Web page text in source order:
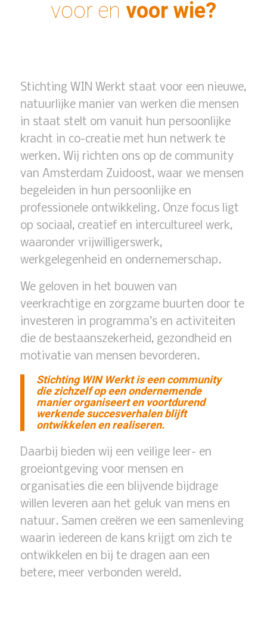
voor en voor wie?
Stichting WIN Werkt staat voor een nieuwe,
natuurlijke manier van werken die mensen
in staat stelt om vanuit hun persoonlijke
kracht in co-creatie met hun netwerk te
werken. Wij richten ons op de community
van Amsterdam Zuidoost, waar we mensen
begeleiden in hun persoonlijke en
professionele ontwikkeling. Onze focus ligt
op sociaal, creatief en intercultureel werk,
waaronder vrijwilligerswerk,
werkgelegenheid en ondernemerschap.
We geloven in het bouwen van
veerkrachtige en zorgzame buurten door te
investeren in programma’s en activiteiten
die de bestaanszekerheid, gezondheid en
motivatie van mensen bevorderen.
Stichting WIN Werkt is een community
die zichzelf op een ondernemende
manier organiseert en voortdurend
werkende succesverhalen blijft
ontwikkelen en realiseren.
Daarbij bieden wij een veilige leer- en
groeiontgeving voor mensen en
organisaties die een blijvende bijdrage
willen leveren aan het geluk van mens en
natuur. Samen creëren we een samenleving
waarin iedereen de kans krijgt om zich te
ontwikkelen en bij te dragen aan een
betere, meer verbonden wereld.